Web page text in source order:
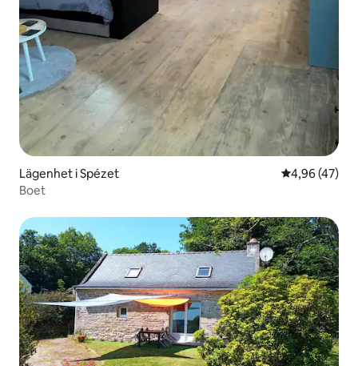
Lägenhet i Spézet 4,96 av 5 i
4,96 (47)
Boet